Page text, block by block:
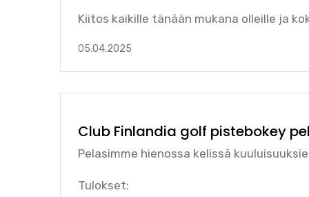
Kiitos kaikille tänään mukana olleille ja
05.04.2025
Club Finlandia golf pistebokey
Pelasimme hienossa kelissä
Tulokset: